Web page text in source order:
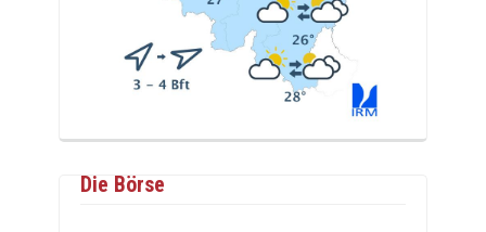
Die Börse